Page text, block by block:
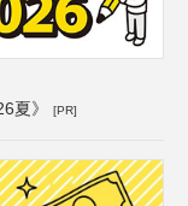
夏》 [PR]